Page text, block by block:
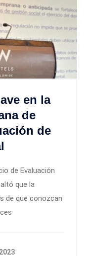
en la
de
de
de Evaluación
que la
de que conozcan